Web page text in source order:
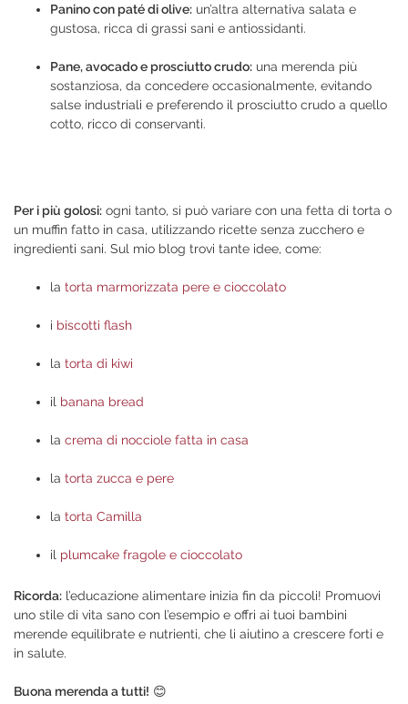
Panino con paté di olive: un’altra alternativa salata e
gustosa, ricca di grassi sani e antiossidanti.
Pane, avocado e prosciutto crudo: una merenda più
sostanziosa, da concedere occasionalmente, evitando
salse industriali e preferendo il prosciutto crudo a quello
cotto, ricco di conservanti.
Per i più golosi: ogni tanto, si può variare con una fetta di torta o
un muffin fatto in casa, utilizzando ricette senza zucchero e
ingredienti sani. Sul mio blog trovi tante idee, come:
la torta marmorizzata pere e cioccolato
i biscotti flash
la torta di kiwi
il banana bread
la crema di nocciole fatta in casa
la torta zucca e pere
la torta Camilla
il plumcake fragole e cioccolato
Ricorda: l’educazione alimentare inizia fin da piccoli! Promuovi
uno stile di vita sano con l’esempio e offri ai tuoi bambini
merende equilibrate e nutrienti, che li aiutino a crescere forti e
in salute.
Buona merenda a tutti! 😊